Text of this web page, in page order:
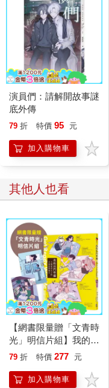
梅瑞特開始規律的生活
漸形成一個固定的循環
在地板發出的劈啪聲，
每隔五天，她會收到乾
可是一想到陌生人碰觸
沒得更換，所以不論是
得特別小心，在換內衣
並以水清洗衣服弄髒的部
全套的衣物—羽絨外套、
而隨著時間的流逝，鬆
變薄，某天可能得要赤
讓這裡變得暖和一點嗎？
聲音了。
房間的日光燈在第一百
的光芒火辣辣的照向她
下，淚水不自覺的流淌
波傳往大腦，而她只能
接下來的幾個鐘頭，她
睜開眼睛，但光線依然
就得面對視力受損或甚
再一次的驚嚇，身體對
都讓她全身顫抖不已，
「生日快樂，梅瑞特。
演員們：請解開故事謎
底外傳
79 折 特價 95 元
加入購物車
其他人也看
【網書限量贈「文青時
光」明信片組】我的出
門準備Get Ready With
福晨間儀式
79 折 特價 277 元
加入購物車